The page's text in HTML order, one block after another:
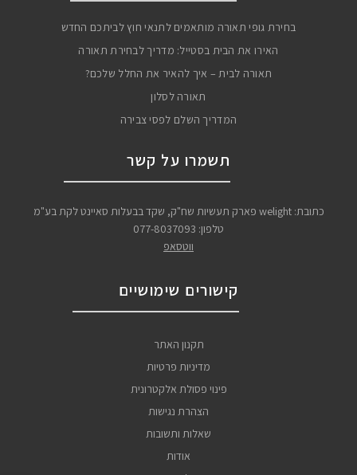
בחירת גופי תאורה מותאמים לתנאי חוץ לביתכם החדש
האירו את הבית בסטייל: מדריך לבחירת תאורה
תאורה לבית – איך להאיר את החלל שלכם?
תאורה לסלון
המדריך השלם לפסי צבירה
תשמרו על קשר
כתובת: welight פארק תעשיות שח"ק, שקד בבעלות סאיינט לקת בע"מ
טלפון: 077-8037093
ווטסאפ
קישורים שימושיים
תקנון האתר
מדיניות פרטיות
פינוי פסולת אלקטרונית
הצהרת נגישות
שאלות ותשובות
אודות